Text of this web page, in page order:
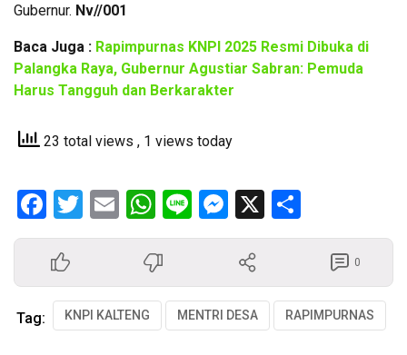
Gubernur. Nv//001
Baca Juga : Rapimpurnas KNPI 2025 Resmi Dibuka di
Palangka Raya, Gubernur Agustiar Sabran: Pemuda
Harus Tangguh dan Berkarakter
23 total views , 1 views today
Facebook
Twitter
EmailWhatsApp
LineMessenger
X
0
Tag: KNPI KALTENG MENTRI DESA RAPIMPURNAS